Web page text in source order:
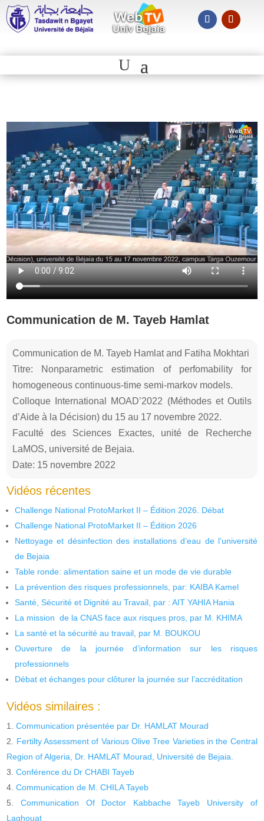
Communication de M. Tayeb Hamlat
Communication de M. Tayeb Hamlat and Fatiha Mokhtari
Titre: Nonparametric estimation of perfomability for
homogeneous continuous-time semi-markov models.
Colloque International MOAD’2022 (Méthodes et Outils
d’Aide à la Décision) du 15 au 17 novembre 2022.
Faculté des Sciences Exactes, unité de Recherche
LaMOS, université de Bejaia.
Date: 15 novembre 2022
Vidéos récentes
Challenge National ProtoMarket II – Édition 2026. Débat
Challenge National ProtoMarket II – Édition 2026
Nettoyage et désinfection des installations d’eau de l’université
de Bejaia
Table ronde: alimentation saine et un mode de vie durable
La prévention des risques professionnels, par: KAIBA Kamel
Santé, Sécurité et Dignité au Travail, par : AIT YAHIA Hania
La mission de la CNAS face aux risques pros, par M. KHIMA
La santé et la sécurité au travail, par M. BOUKOU
Ouverture de la journée d’information sur les risques
professionnels
Débat et échanges pour clôturer la journée sur l’accréditation
Vidéos similaires :
Communication présentée par Dr. HAMLAT Mourad
Fertilty Assessment of Various Olive Tree Varieties in the Central
Region of Algeria, Dr. HAMLAT Mourad, Université de Bejaia.
Conférence du Dr CHABI Tayeb
Communication de M. CHILA Tayeb
Communication Of Doctor Kabbache Tayeb University of
Laghouat